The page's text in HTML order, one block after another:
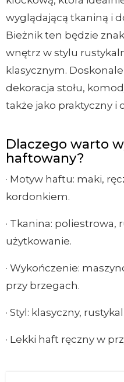
wyglądającą tkaniną i
Bieżnik ten będzie
wnętrz w stylu
klasycznym.
dekoracja stołu,
także jako praktyczny i
Dlaczego warto
haftowany?
· Motyw haftu: maki,
kordonkiem.
· Tkanina: poliestrowa,
użytkowanie.
· Wykończenie:
przy brzegach.
· Styl: klasyczny,
· Lekki haft ręczny w